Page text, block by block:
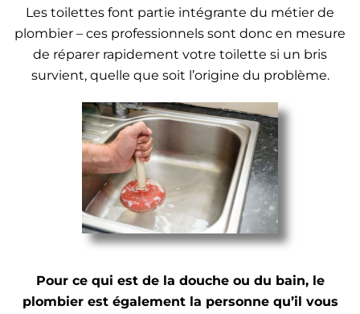
Les toilettes font partie intégrante du métier de
plombier – ces professionnels sont donc en mesure
de réparer rapidement votre toilette si un bris
survient, quelle que soit l’origine du problème.
Pour ce qui est de la douche ou du bain, le
plombier est également la personne qu’il vous